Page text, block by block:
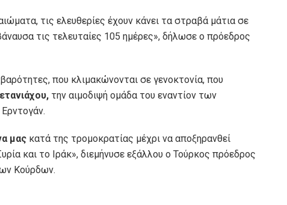
τις ελευθερίες έχουν κάνει τα στραβά μάτια σε
τις τελευταίες 105 ημέρες», δήλωσε ο πρόεδρος
που κλιμακώνονται σε γενοκτονία, που
την αιμοδιψή ομάδα του εναντίον των
μας κατά της τρομοκρατίας μέχρι να αποξηρανθεί
και το Ιράκ», διεμήνυσε εξάλλου ο Τούρκος πρόεδρος
Κούρδων.